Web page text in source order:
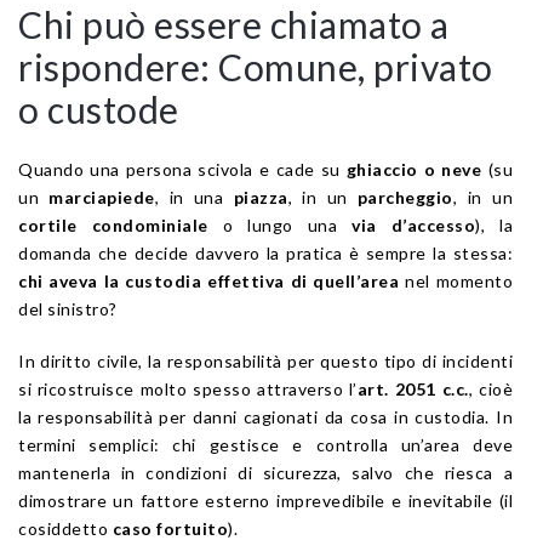
Chi può essere chiamato a
rispondere: Comune, privato
o custode
Quando una persona scivola e cade su ghiaccio o neve (su
un marciapiede, in una piazza, in un parcheggio, in un
cortile condominiale o lungo una via d’accesso), la
domanda che decide davvero la pratica è sempre la stessa:
chi aveva la custodia effettiva di quell’area nel momento
del sinistro?
In diritto civile, la responsabilità per questo tipo di incidenti
si ricostruisce molto spesso attraverso l’art. 2051 c.c., cioè
la responsabilità per danni cagionati da cosa in custodia. In
termini semplici: chi gestisce e controlla un’area deve
mantenerla in condizioni di sicurezza, salvo che riesca a
dimostrare un fattore esterno imprevedibile e inevitabile (il
cosiddetto caso fortuito).